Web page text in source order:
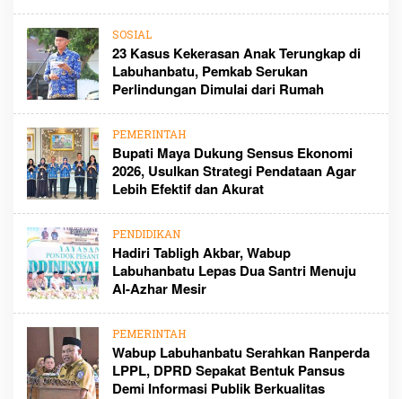
SOSIAL
23 Kasus Kekerasan Anak Terungkap di
Labuhanbatu, Pemkab Serukan
Perlindungan Dimulai dari Rumah
PEMERINTAH
Bupati Maya Dukung Sensus Ekonomi
2026, Usulkan Strategi Pendataan Agar
Lebih Efektif dan Akurat
PENDIDIKAN
Hadiri Tabligh Akbar, Wabup
Labuhanbatu Lepas Dua Santri Menuju
Al-Azhar Mesir
PEMERINTAH
Wabup Labuhanbatu Serahkan Ranperda
LPPL, DPRD Sepakat Bentuk Pansus
Demi Informasi Publik Berkualitas